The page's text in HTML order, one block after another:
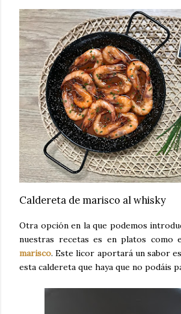
Caldereta de marisco al whisky
Otra opción en la que podemos
nuestras recetas es en platos como
marisco. Este licor aportará un sabor
esta caldereta que haya que no podáis